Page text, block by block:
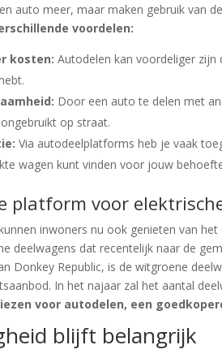
auto meer, maar maken gebruik van
voordelen:
kosten: Autodelen kan voordeliger
Door een auto te delen met
ongebruikt op straat.
Via autodeelplatforms heb je vaak
wagen kunt vinden voor jouw
platform voor
inwoners nu ook genieten van
deelwagens dat recentelijk naar de
Donkey Republic, is de witgroene
In het najaar zal het aantal
voor autodelen, een
blijft belangrijk